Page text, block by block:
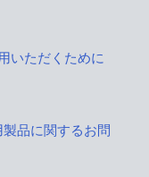
いただくために
品に関するお問